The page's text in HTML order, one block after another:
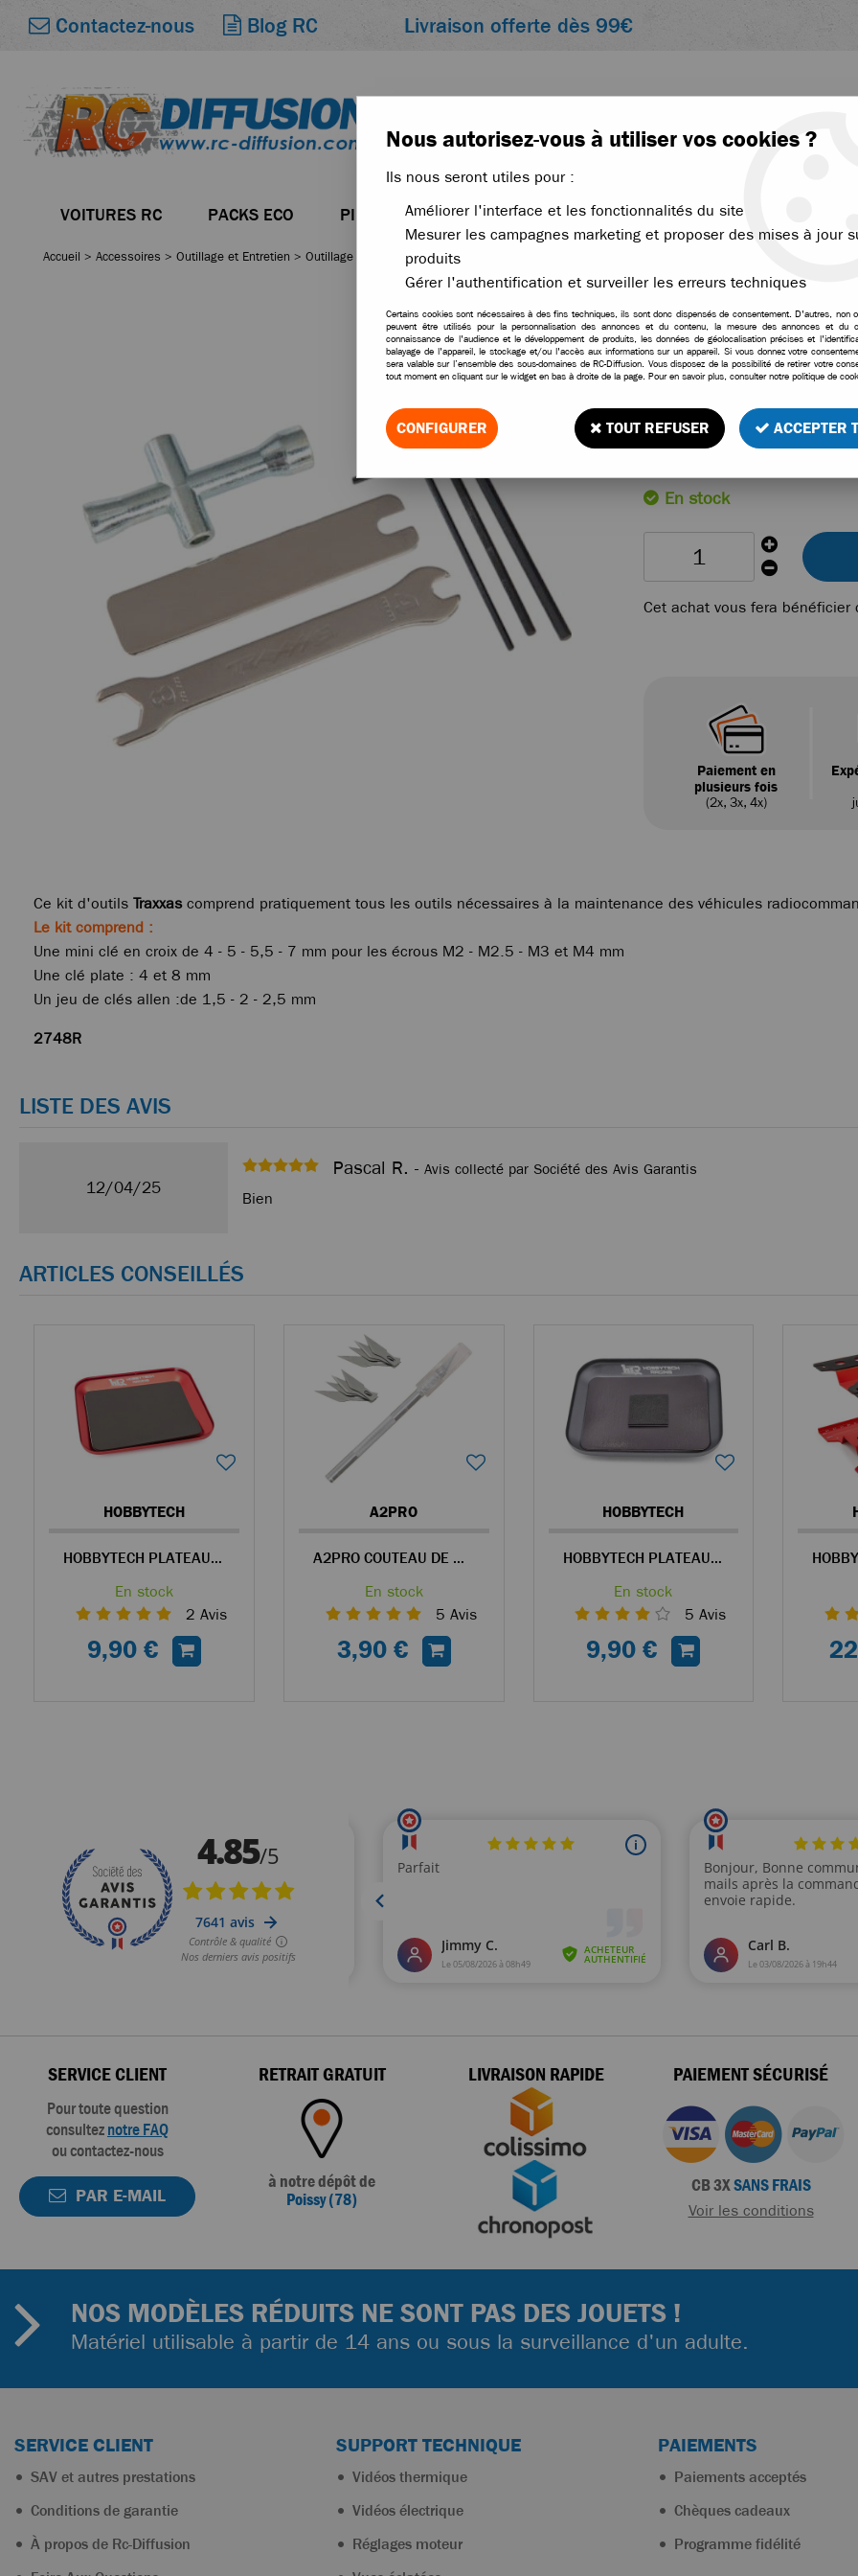
Contactez-nous Blog RC Livraison offerte dès 99€
VOITURES RC PACKS ECO PIÈCES ACCESSOIRES ÉLECTRONIQUE
Accueil > Accessoires > Outillage et Entretien > Outillage et Accessoires >Traxxas kit de clés pour voitures télécommandées
Traxxas kit de clés
1Avis Donnez
9,50 €TTC
En stock
Cet achat vous fera bénéficier
Paiement en
plusieurs fois
(2x, 3x, 4x)
Ce kit d'outils Traxxascomprend pratiquement tous les outils nécessaires à la maintenance des véhicules
Le kit comprend :
Une mini clé en croix de 4 - 5 - 5,5 - 7 mm pour les écrous M2 - M2.5 - M3 et M4 mm
Une clé plate : 4 et 8 mm
Un jeu de clés allen :de 1,5 - 2 - 2,5 mm
2748R
LISTE DES AVIS
12/04/25
Pascal R. - Avis collecté par Société des Avis Garantis
Bien
ARTICLES CONSEILLÉS
HOBBYTECH
HOBBYTECH PLATEAU MAGNÉTIQUE EN ALU ROUGE POUR VISSERIE
En stock
2 Avis
9,90 €
A2PRO
A2PRO COUTEAU DE MODELISME + 5 LAMES DE RECHANGE
En stock
5 Avis
3,90 €
HOBBYTECH
HOBBYTECH PLATEAU MAGNÉTIQUE EN ALU GRIS POUR VISSERIE
En stock
5 Avis
9,90 €
SERVICE CLIENT
Pour toute question
consulteznotre FAQ
ou contactez-nous
PAR E-MAIL
RETRAIT GRATUIT
à notre dépôt de
Poissy (78)
LIVRAISON RAPIDE PAIEMENT SÉCURISÉ
CB 3XSANS FRAIS
Voir les conditions
NOS MODÈLES RÉDUITS NE SONT PAS DES JOUETS !
Matériel utilisable à partir de 14 ans ou sous la surveillance d'un adulte.
SERVICE CLIENT
SAV et autres prestations
Conditions de garantie
À propos de Rc-Diffusion
SUPPORT TECHNIQUE
Vidéos thermique
Vidéos électrique
Réglages moteur
PAIEMENTS
Paiements acceptés
Chèques cadeaux
Programme fidélité
Nous autorisez-vous à utiliser vos cookies ?
Ils nous seront utiles pour :
Améliorer l'interface et les fonctionnalités du site
Mesurer les campagnes marketing et proposer des mises à jour
produits
Gérer l'authentification et surveiller les erreurs techniques
Certains cookies sont nécessaires à des fins techniques, ils sont donc dispensés de consentement. D'autres, non
peuvent être utilisés pour la personnalisation des annonces et du contenu, la mesure des annonces et du
connaissance de l'audience et le développement de produits, les données de géolocalisation précises et
balayage de l'appareil, le stockage et/ou l'accès aux informations sur un appareil. Si vous donnez votre
sera valable sur l’ensemble des sous-domaines de RC-Diffusion. Vous disposez de la possibilité de retirer votre
tout moment en cliquant sur le widget en bas à droite de la page. Pour en savoir plus, consulter notre politique de
CONFIGURER TOUT REFUSER ACCEPTER